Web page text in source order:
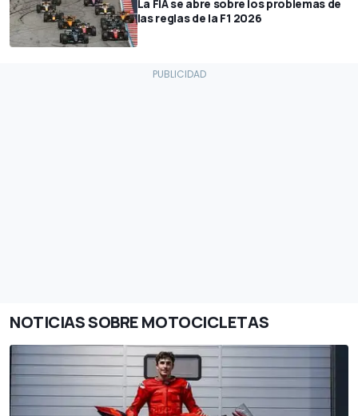
La FIA se abre sobre los problemas de
las reglas de la F1 2026
NOTICIAS SOBRE MOTOCICLETAS